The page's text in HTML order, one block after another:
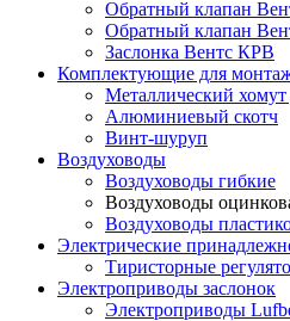
Обратный клапан
Обратный клапан
Заслонка Вентс КРВ
Комплектующие для
Металлический хомут
Алюминиевый скотч
Винт-шуруп
Воздуховоды
Воздуховоды гибкие
Воздуховоды
Воздуховоды
Электрические
Тиристорные
Электроприводы заслонок
Электроприводы